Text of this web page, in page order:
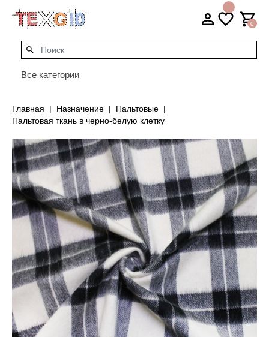
0
Все категории
Главная Назначение
Пальтовые
Пальтовая ткань в черно-белую клетку